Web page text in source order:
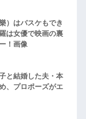
）はバスケもでき
は女優で映画の裏
！画像
と結婚した夫・本
、プロポーズがエ